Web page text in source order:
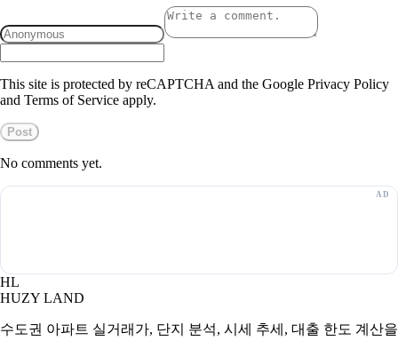
This site is protected by reCAPTCHA and the Google Privacy Policy
and Terms of Service apply.
Post
No comments yet.
HL
HUZY LAND
수도권 아파트 실거래가, 단지 분석, 시세 추세, 대출 한도 계산을